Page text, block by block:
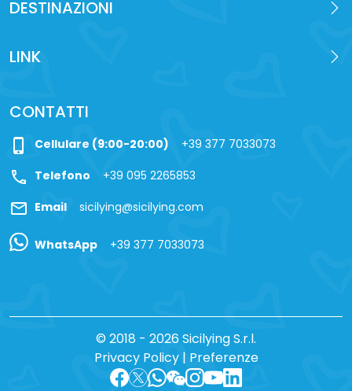
DESTINAZIONI
LINK
CONTATTI
phone_iphone Cellulare (9:00-20:00) +39 377 7033073
call Telefono +39 095 2265853
mail Email sicilying@sicilying.com
WhatsApp +39 377 7033073
© 2018 - 2026 Sicilying S.r.l.
Privacy Policy| Preferenze